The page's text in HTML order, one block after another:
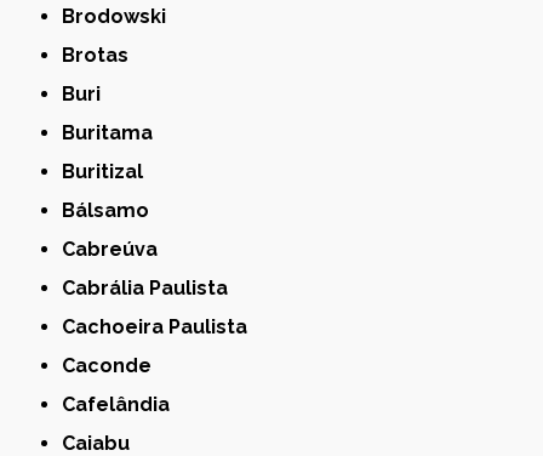
Brodowski
Brotas
Buri
Buritama
Buritizal
Bálsamo
Cabreúva
Cabrália Paulista
Cachoeira Paulista
Caconde
Cafelândia
Caiabu